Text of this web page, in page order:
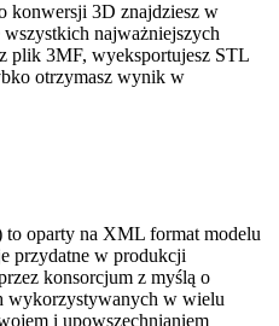
konwersji 3D znajdziesz w
najważniejszych
plik 3MF, wyeksportujesz STL
otrzymasz wynik w
oparty na XML format modelu
przydatne w produkcji
konsorcjum z myślą o
wykorzystywanych w wielu
i upowszechnianiem